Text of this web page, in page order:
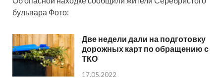
бульвара Фото:
Две недели дали на подготовку
дорожных карт по обращению с
ТКО
17.05.2022